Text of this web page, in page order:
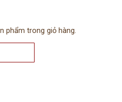
phẩm trong giỏ hàng.